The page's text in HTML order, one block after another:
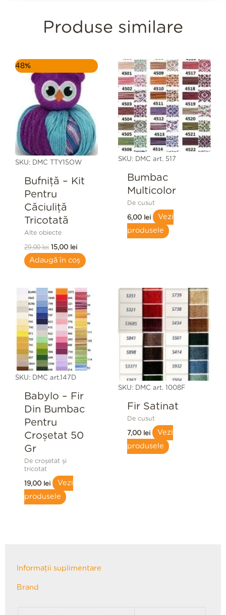
Produse similare
48%
SKU: DMC TTY15OW
Bufniță – Kit
Pentru
Căciuliță
Tricotată
Alte obiecte
29,00lei
a
fost:
29,00 lei.
15,00 lei
Prețul
curent
este:
15,00 lei.
Adaugă în coș
SKU: DMC art. 517
Bumbac
Multicolor
De cusut
6,00 lei
Vezi
produsele
SKU: DMC art.147D
Babylo – Fir
Din Bumbac
Pentru
Croşetat 50
Gr
De croșetat și
tricotat
19,00 lei
Vezi
produsele
SKU: DMC art. 1008F
Fir Satinat
De cusut
7,00 lei
Vezi
produsele
Informații suplimentare
Brand